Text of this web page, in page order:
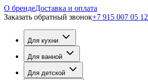
О брендеДоставка и оплата
Заказать обратный звонок+7 915 007 05 12
Для кухни
Для ванной
Для детской